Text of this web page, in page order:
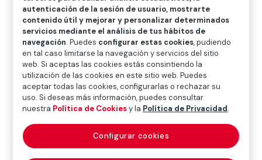
Durante el año 2023 y 2024 se han realizado eventos
en diferentes CCAA (Valencia, Galicia, Málaga etc.) con
la finalidad de generar nuevas oportunidades tanto en
el ámbito de empleo como sociosanitario. Fundación
MAPFRE sigue trabajando para dar visibilidad al ámbito
rural y buscar soluciones a la problemática de la
despoblación desde una perspectiva global,
involucrando durante el año 2025 a todos los actores
necesarios y generando nuevas oportunidades tanto
en el ámbito de empleo como sociosanitario. Conoce
nuestros eventos.
autenticación de la sesión de usuario, mostrarte
contenido útil y mejorar y personalizar determinados
servicios mediante el análisis de tus hábitos de
navegación. Puedes configurar estas cookies, pudiendo
en tal caso limitarse la navegación y servicios del sitio
web. Si aceptas las cookies estás consintiendo la
utilización de las cookies en este sitio web. Puedes
aceptar todas las cookies, configurarlas o rechazar su
uso. Si deseas más información, puedes consultar
nuestra Política de Cookiesy la Política de Privacidad.
Configurar cookies